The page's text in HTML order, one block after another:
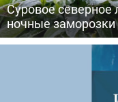
Суровое северное
ночные